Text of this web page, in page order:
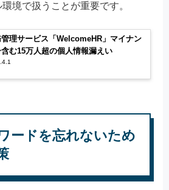
境で扱うことが重要です。
理サービス「WelcomeHR」マイナン
む15万人超の個人情報漏えい
ードを忘れないため